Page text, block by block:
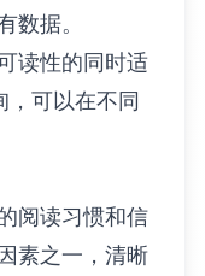
#ddd; padding:
#ddd; padding:
#ddd; padding:
#ddd; padding: